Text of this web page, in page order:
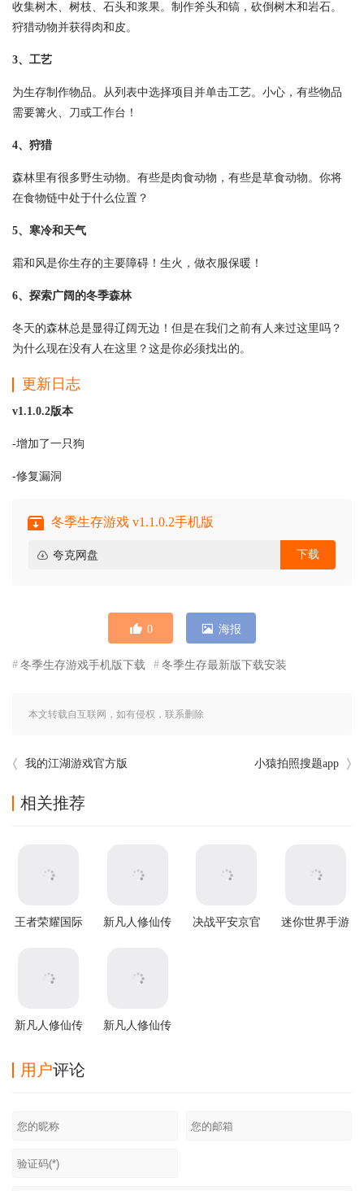
收集树木、树枝、石头和浆果。制作斧头和镐，砍倒树木和岩石。
狩猎动物并获得肉和皮。
3、工艺
为生存制作物品。从列表中选择项目并单击工艺。小心，有些物品
需要篝火、刀或工作台！
4、狩猎
森林里有很多野生动物。有些是肉食动物，有些是草食动物。你将
在食物链中处于什么位置？
5、寒冷和天气
霜和风是你生存的主要障碍！生火，做衣服保暖！
6、探索广阔的冬季森林
冬天的森林总是显得辽阔无边！但是在我们之前有人来过这里吗？
为什么现在没有人在这里？这是你必须找出的。
更新日志
v1.1.0.2版本
-增加了一只狗
-修复漏洞
冬季生存游戏 v1.1.0.2手机版
夸克网盘 下载
0 海报
冬季生存游戏手机版下载 冬季生存最新版下载安装
本文转载自互联网，如有侵权，联系删除
我的江湖游戏官方版 小猿拍照搜题app
相关推荐
王者荣耀国际
新凡人修仙传
决战平安京官
迷你世界手游
新凡人修仙传
新凡人修仙传
用户评论